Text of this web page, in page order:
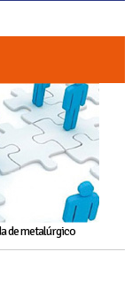
de metalúrgico